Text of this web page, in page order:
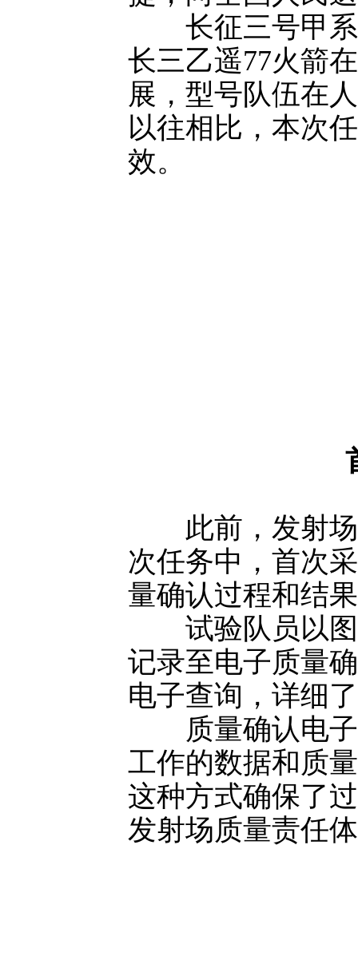
长征三号甲系
长三乙遥77火箭
展，型号队伍在
以往相比，本次
效。
此前，发射场
次任务中，首次
量确认过程和结
试验队员以图
记录至电子质量
电子查询，详细
质量确认电子
工作的数据和质
这种方式确保了
发射场质量责任